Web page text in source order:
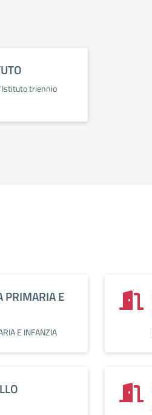
triennio
PRIMARIA E
E INFANZIA